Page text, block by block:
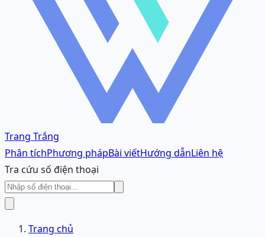
Trang Trắng
Phân tíchPhương phápBài viếtHướng dẫnLiên hệ
Tra cứu số điện thoại
Trang chủ